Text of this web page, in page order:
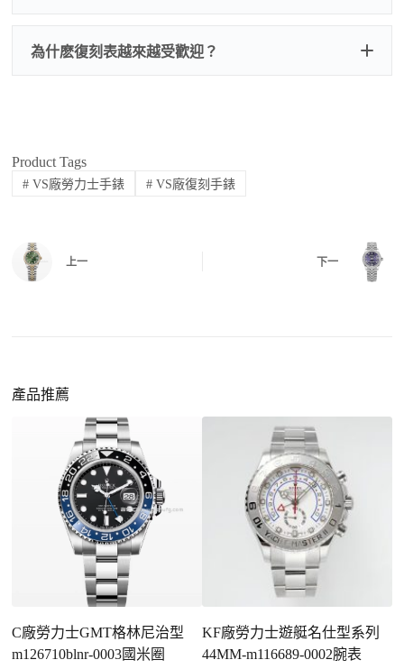
是否有異音，再根據款式進行上弦與功能測試。
QC 完成後，我們會錄製
給您確認，確定沒有問題後才會安排出貨。
https://www.zhufg.com/jianceliucheng/
注：部分原裝盒子需要加錢購買，價格也不貴。
交易方式
二、確認款式與價格
客服會與您確認品牌、尺寸、顏色、配件等細節，如
有現貨會直接幫您預留；若需要排單，我們也會事先
說明大約出貨時間。
三、安排付款方式
您可以選擇先付少量訂金預留貨品，餘款在出貨
前或收到實拍照片後再支付
；也可以一次性全額
付款，我們會在原有價格基礎上盡量幫您爭取更
優惠的方案。部分地區可協助安排較安全的到付
四、填寫收件資料與出貨
確認款式與付款後，把收件人姓名、地址及聯絡方式
為什麽復刻表越來越受歡迎？
價格更親民
同外觀與佩戴質感。
外觀精準度提升
：現代復刻工藝高度還原原裝細
Product Tags
# VS廠勞力士手錶 # VS廠復刻手錶
上一 下一
產品推薦
C廠勞力士GMT格林尼治型
m126710blnr-0003國米圈
KF廠勞力士遊艇名仕型系列
44MM-m116689-0002腕表